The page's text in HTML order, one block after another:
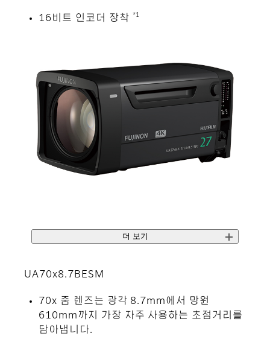
16비트 인코더 장착 *1
더 보기
UA70x8.7BESM
70x 줌 렌즈는 광각 8.7mm에서 망원
610mm까지 가장 자주 사용하는 초점거리를
담아냅니다.